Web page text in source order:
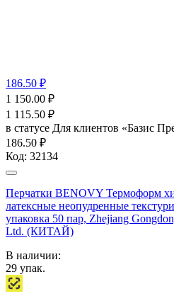
186.50 ₽
1 150.00 ₽
1 115.50 ₽
в статусе Для клиентов «Базис
186.50 ₽
Код: 32134
Перчатки BENOVY Термоформ
латексные неопудренные
упаковка 50 пар, Zhejiang
Ltd. (КИТАЙ)
В наличии:
29 упак.